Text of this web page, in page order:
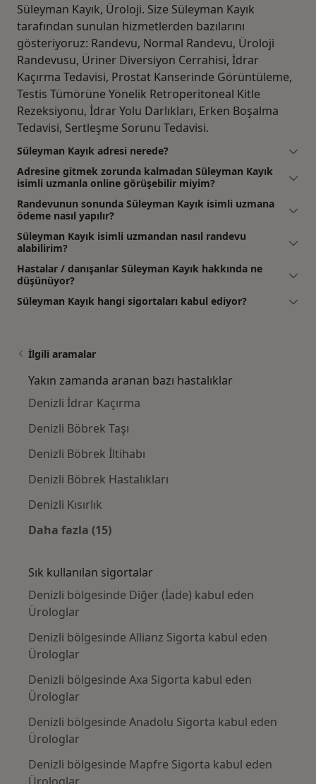
Süleyman Kayık, Üroloji. Size Süleyman Kayık
tarafından sunulan hizmetlerden bazılarını
gösteriyoruz: Randevu, Normal Randevu, Üroloji
Randevusu, Üriner Diversiyon Cerrahisi, İdrar
Kaçırma Tedavisi, Prostat Kanserinde Görüntüleme,
Testis Tümörüne Yönelik Retroperitoneal Kitle
Rezeksiyonu, İdrar Yolu Darlıkları, Erken Boşalma
Tedavisi, Sertleşme Sorunu Tedavisi.
Süleyman Kayık adresi nerede?
Adresine gitmek zorunda kalmadan Süleyman Kayık
isimli uzmanla online görüşebilir miyim?
Randevunun sonunda Süleyman Kayık isimli uzmana
ödeme nasıl yapılır?
Süleyman Kayık isimli uzmandan nasıl randevu
alabilirim?
Hastalar / danışanlar Süleyman Kayık hakkında ne
düşünüyor?
Süleyman Kayık hangi sigortaları kabul ediyor?
İlgili aramalar
Yakın zamanda aranan bazı hastalıklar
Denizli İdrar Kaçırma
Denizli Böbrek Taşı
Denizli Böbrek İltihabı
Denizli Böbrek Hastalıkları
Denizli Kısırlık
Daha fazla (15)
Sık kullanılan sigortalar
Denizli bölgesinde Diğer (İade) kabul eden
Ürologlar
Denizli bölgesinde Allianz Sigorta kabul eden
Ürologlar
Denizli bölgesinde Axa Sigorta kabul eden
Ürologlar
Denizli bölgesinde Anadolu Sigorta kabul eden
Ürologlar
Denizli bölgesinde Mapfre Sigorta kabul eden